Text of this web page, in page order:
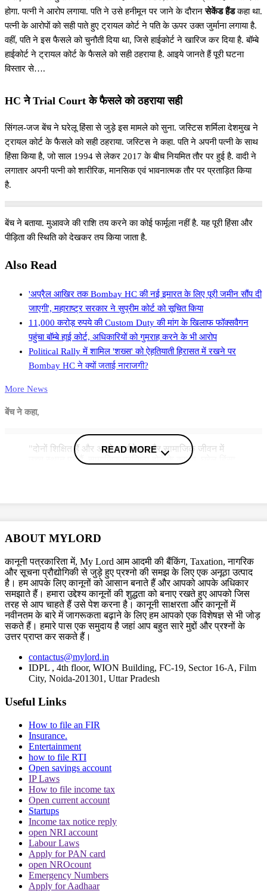
होगा. पत्नी ने आरोप लगाया. पति ने उसे हनीमून पर जाने के दौरानसेकेंड हैंडकहा था.
पत्नी के आरोपों को सही पाते हुए ट्रायल कोर्ट ने पति के ऊपर उक्त जुर्माना लगाया है.
वहीं, पति ने इस फैसले को चुनौती दिया था, जिसे हाईकोर्ट ने खारिज कर दिया है. बॉम्बे
हाईकोर्ट ने ट्रायल कोर्ट के फैसले को सही ठहराया है. आइये जानते हैं पूरी घटना
विस्तार से….
HC ने Trial Court के फैसले को ठहराया सही
सिंगल-जज बेंच ने घरेलू हिंसा से जुड़े इस मामले को सुना. जस्टिस शर्मिला देशमुख ने
ट्रायल कोर्ट के फैसले को सही ठहराया. जस्टिस ने कहा. पति ने अपनी पत्नी के साथ
हिंसा किया है, जो साल 1994 से लेकर 2017 के बीच नियमित तौर पर हुई है. वादी ने
लगातार अपनी पत्नी को शारीरिक, मानसिक एवं भावनात्मक तौर पर प्रताड़ित किया
है.
बेंच ने बताया. मुआवजे की राशि तय करने का कोई फार्मूला नहीं है. यह पूरी हिंसा और
पीड़िता की स्थिति को देखकर तय किया जाता है.
Also Read
'अप्रैल आखिर तक Bombay HC की नई इमारत के लिए पूरी जमीन सौंप दी
जाएगी', महाराष्ट्र सरकार ने सुप्रीम कोर्ट को सूचित किया
11,000 करोड़ रुपये की Custom Duty की मांग के खिलाफ फॉक्सवैगन
पहुंचा बॉम्बे हाई कोर्ट, अधिकारियों को गुमराह करने के भी आरोप
Political Rally में शामिल 'शख्स' को ऐहतियाती हिरासत में रखने पर
Bombay HC ने क्यों जताई नाराजगी?
More News
बेंच ने कहा,
"दोनों शिक्षित हैं और अपने कार्यक्षेत्र और सामाजिक जीवन में
उच्च स्थान पर हैं. सामाजिक प्रतिष्ठा होने के कारण, घरेलू हिंसा
क्या है मामला?
पति और पत्नी, दोनों की शादी साल, 1994 में हुई. शादी के बाद दोनों यूएसए चले गए.
2005 में लौट आए.
पति ने अमेरिका से भेजा तलाक
साल 2015 में, पति वापस अमेरिका लौट गया. यूएसए में के एक अदालत में तलाक की
अर्जी दी. इस घटना के बाद पत्नी ने बॉम्बे की एक अदालत में पति के खिलाफ घरेलू
हिंसा का मामला दर्ज कराया. साल, 2018 में अमेरिकी कोर्ट ने पति को तलाक की
मंजूरी दे दी.
READ MORE
ABOUT MYLORD
कानूनी पत्रकारिता में, My Lord आम आदमी की बैंकिंग, Taxation, नागरिक
और सूचना प्रौद्योगिकी से जुड़े हुए प्रश्नो की समझ के लिए एक अनूठा उत्पाद
है। हम आपके लिए कानूनों को आसान बनाते हैं और आपको आपके अधिकार
समझाते हैं। हमारा उद्देश्य कानूनों की शुद्धता को बनाए रखते हुए आपको जिस
तरह से आप चाहते हैं उसे पेश करना है। कानूनी साक्षरता और कानूनों में
नवीनतम के बारे में जागरूकता बढ़ाने के लिए हम आपको एक विशेषज्ञ से भी जोड़
सकते हैं। हमारे पास एक समुदाय है जहां आप बहुत सारे मुद्दों और प्रश्नों के
उत्तर प्राप्त कर सकते हैं।
contactus@mylord.in
IDPL , 4th floor, WION Building, FC-19, Sector 16-A, Film
City, Noida-201301, Uttar Pradesh
Useful Links
How to file an FIR
Insurance.
Entertainment
how to file RTI
Open savings account
IP Laws
How to file income tax
Open current account
Startups
Income tax notice reply
open NRI account
Labour Laws
Apply for PAN card
open NROcount
Emergency Numbers
Apply for Aadhaar